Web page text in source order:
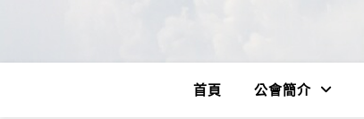
首頁 公會簡介